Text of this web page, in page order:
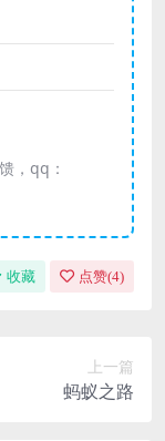
，qq：
收藏 点赞(4)
上一篇
蚂蚁之路